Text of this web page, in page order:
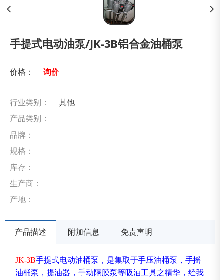
手提式电动油泵/JK-3B铝合金油桶泵
价格： 询价
行业类别：
其他
产品类别：
品牌：
规格：
库存：
生产商：
产地：
产品描述 附加信息 免责声明
JK-3B手提式电动油桶泵 ，是集取于手压油桶泵 ，手摇
油桶泵 ，提油器，手动隔膜泵等吸油工具之精华，经我